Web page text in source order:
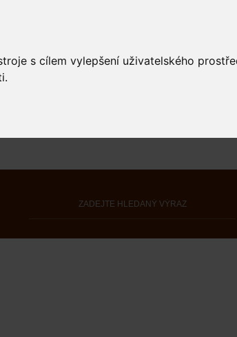
s cílem vylepšení uživatelského